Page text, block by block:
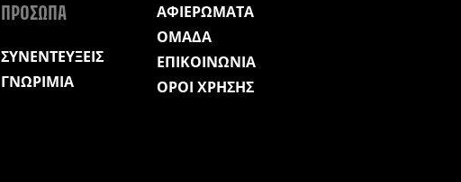
ΠΡΟΣΩΠΑ
ΣΥΝΕΝΤΕΥΞΕΙΣ
ΓΝΩΡΙΜΙΑ
ΑΦΙΕΡΩΜΑΤΑ
ΟΜΑΔΑ
ΕΠΙΚΟΙΝΩΝΙΑ
ΟΡΟΙ ΧΡΗΣΗΣ